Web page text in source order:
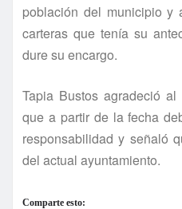
población del municipio y
carteras que tení­a su
dure su encargo.
Tapia Bustos agradeció
que a partir de la fecha
responsabilidad y señaló
del actual ayuntamiento.
Comparte esto: